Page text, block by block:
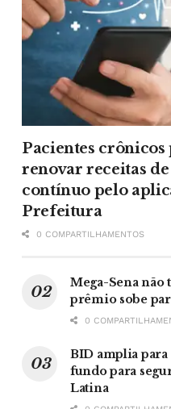
Pacientes crônicos
renovar receitas de
contínuo pelo
Prefeitura
0 COMPARTILHAMENTOS
Mega-Sena não
prêmio sobe
0
BID amplia
fundo para
Latina